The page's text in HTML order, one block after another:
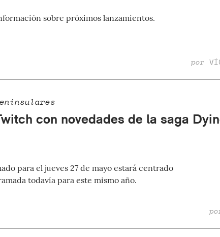
sobre próximos lanzamientos.
por
con novedades de la saga
para el jueves 27 de mayo estará centrado
todavía para este mismo año.